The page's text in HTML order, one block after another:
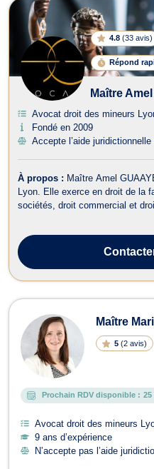
4.8 (33 avis)
Répond
Maître
Avocat droit des mineurs
Fondé en 2009
Accepte l’aide
À propos : Maître Amel
Lyon. Elle exerce en droit de la
sociétés, droit commercial et
des procédures ...
Maître
5 (2 avis)
Prochain RDV disponible : 25
Avocat droit des mineurs
9 ans d’expérience
N’accepte pas l’aide